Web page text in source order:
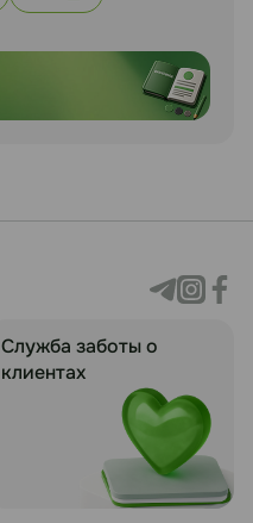
Служба заботы о
клиентах